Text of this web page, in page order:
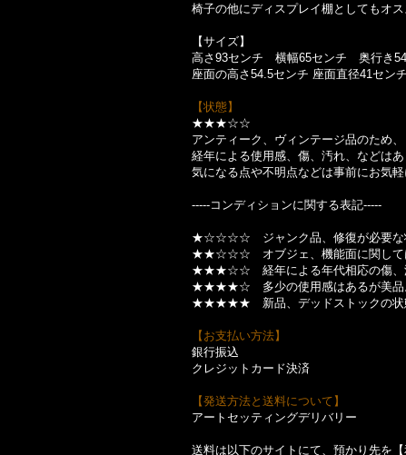
椅子の他にディスプレイ棚としてもオス
【サイズ】
高さ93センチ 横幅65センチ 奥行き54
座面の高さ54.5センチ 座面直径41セン
【状態】
★★★☆☆
アンティーク、ヴィンテージ品のため、
経年による使用感、傷、汚れ、などはあ
気になる点や不明点などは事前にお気軽
-----コンディションに関する表記-----
★☆☆☆☆ ジャンク品、修復が必要な
★★☆☆☆ オブジェ、機能面に関して
★★★☆☆ 経年による年代相応の傷、汚
★★★★☆ 多少の使用感はあるが美品
★★★★★ 新品、デッドストックの状
【お支払い方法】
銀行振込
クレジットカード決済
【発送方法と送料について】
アートセッティングデリバリー
送料は以下のサイトにて、預かり先を